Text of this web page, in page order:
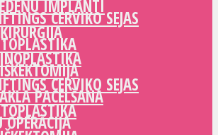
CERVIKO SEJAS
PACELŠANA
OPERĀCIJA
IMPLANTI
CERVIKO SEJAS